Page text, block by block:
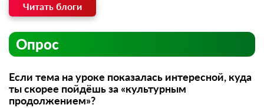
Читать блоги
Опрос
Если тема на уроке показалась интересной, куда
ты скорее пойдёшь за «культурным
продолжением»?